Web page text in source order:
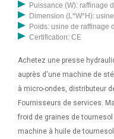
Puissance (W): raffinage
Dimension (L*W*H):
Poids: usine de raffinage
Certification: CE
Achetez une presse
auprès d'une machine de
à micro-ondes, distributeur
Fournisseurs de services.
froid de graines de
machine à huile de